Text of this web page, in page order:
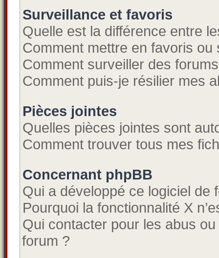
Surveillance et favoris
Quelle est la différence entre
Comment mettre en favoris
Comment surveiller des
Comment puis-je résilier mes
Pièces jointes
Quelles pièces jointes sont
Comment trouver tous mes
Concernant phpBB
Qui a développé ce logiciel de
Pourquoi la fonctionnalité X
Qui contacter pour les abus
forum ?